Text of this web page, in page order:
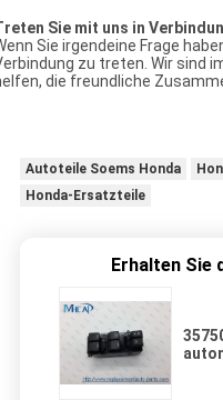
Sie mit uns in
Sie irgendeine Frage
zu treten. Wir sind
die freundliche
Autoteile Soems Honda
Honda-Ersatzteile
Erhalten Sie